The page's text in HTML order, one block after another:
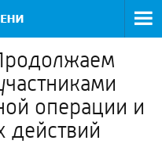
операции и
действий